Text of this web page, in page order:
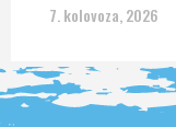
7. kolovoza, 2026